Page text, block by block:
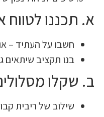
לטווח ארוך:
על העתיד – אולי עוד
תקציב שיתאים גם
מסלולים
של ריבית קבועה